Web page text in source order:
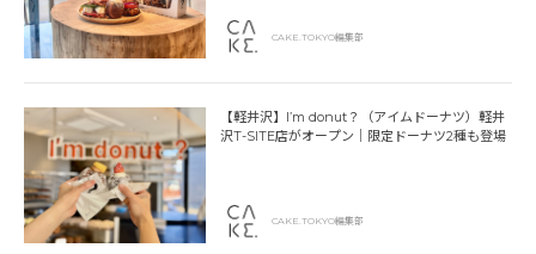
CAKE.TOKYO編集部
【軽井沢】I’m donut？（アイムドーナツ）軽井
沢T-SITE店がオープン｜限定ドーナツ2種も登場
CAKE.TOKYO編集部